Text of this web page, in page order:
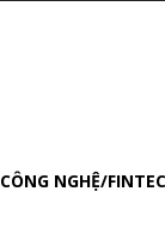
CÔNG NGHỆ/